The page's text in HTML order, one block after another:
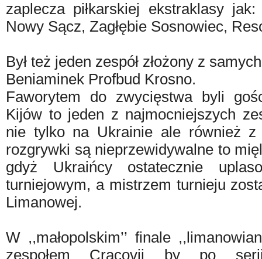
zaplecza piłkarskiej ekstraklasy
Nowy Sącz, Zagłębie Sosnowiec,
Był też jeden zespół złożony z
Beniaminek Profbud Krosno.
Faworytem do zwycięstwa byli
Kijów to jeden z najmocniejszych
nie tylko na Ukrainie ale również
rozgrywki są nieprzewidywalne to
gdyż Ukraińcy ostatecznie
turniejowym, a mistrzem turnieju
Limanowej.
W ,,małopolskim’’ finale
zespołem Cracovii by po